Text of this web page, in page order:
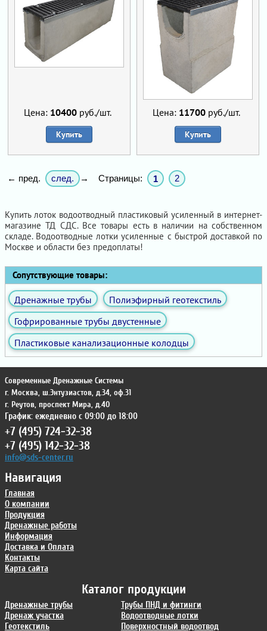
Цена: 10400 руб./шт.
Купить
Цена: 11700 руб./шт.
Купить
← пред. след. → Страницы: 1 2
Купить лоток водоотводный пластиковый усиленный в интернет-
магазине ТД СДС. Все товары есть в наличии на собственном
складе. Водоотводные лотки усиленные с быстрой доставкой по
Москве и области без предоплаты!
Сопутствующие товары:
Дренажные трубы
Полиэфирный геотекстиль
Гофрированные трубы двустенные
Пластиковые канализационные колодцы
Каталог продукции
Дренажные трубы
Дренаж участка
Геотекстиль
Трубы ПНД и фитинги
Водоотводные лотки
Поверхностный водоотвод
Навигация
Главная
О компании
Продукция
Дренажные работы
Информация
Доставка и Оплата
Контакты
Карта сайта
Современные Дренажные Системы
г. Москва, ш.Энтузиастов, д.34, оф.31
г. Реутов, проспект Мира, д.40
График: ежедневно с 09:00 до 18:00
+7 (495) 724-32-38
+7 (495) 142-32-38
info@sds-center.ru